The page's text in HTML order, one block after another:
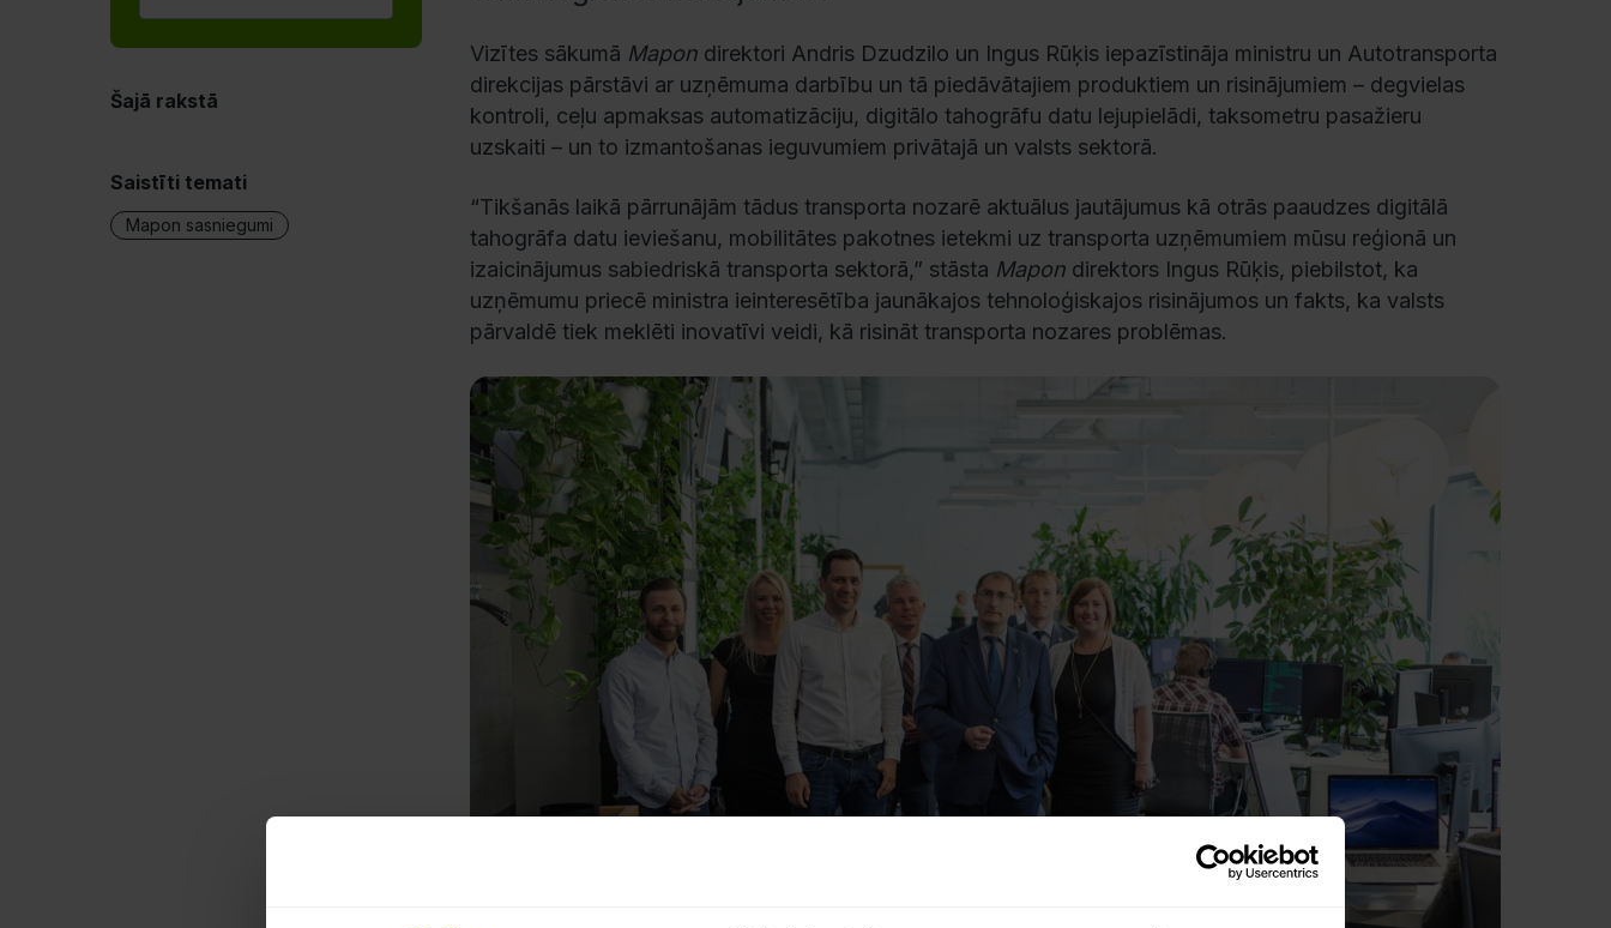
Šajā rakstā
Saistīti temati
Mapon sasniegumi
Vizītes sākumā Mapon direktori Andris Dzudzilo un Ingus Rūķis iepazīstināja ministru un Autotransporta
direkcijas pārstāvi ar uzņēmuma darbību un tā piedāvātajiem produktiem un risinājumiem – degvielas
kontroli, ceļu apmaksas automatizāciju, digitālo tahogrāfu datu lejupielādi, taksometru pasažieru
uzskaiti – un to izmantošanas ieguvumiem privātajā un valsts sektorā.
“Tikšanās laikā pārrunājām tādus transporta nozarē aktuālus jautājumus kā otrās paaudzes digitālā
tahogrāfa datu ieviešanu, mobilitātes pakotnes ietekmi uz transporta uzņēmumiem mūsu reģionā un
izaicinājumus sabiedriskā transporta sektorā,” stāsta Mapon direktors Ingus Rūķis, piebilstot, ka
uzņēmumu priecē ministra ieinteresētība jaunākajos tehnoloģiskajos risinājumos un fakts, ka valsts
pārvaldē tiek meklēti inovatīvi veidi, kā risināt transporta nozares problēmas.